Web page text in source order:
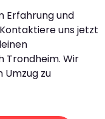
Erfahrung und
uns jetzt
Trondheim. Wir
Umzug zu